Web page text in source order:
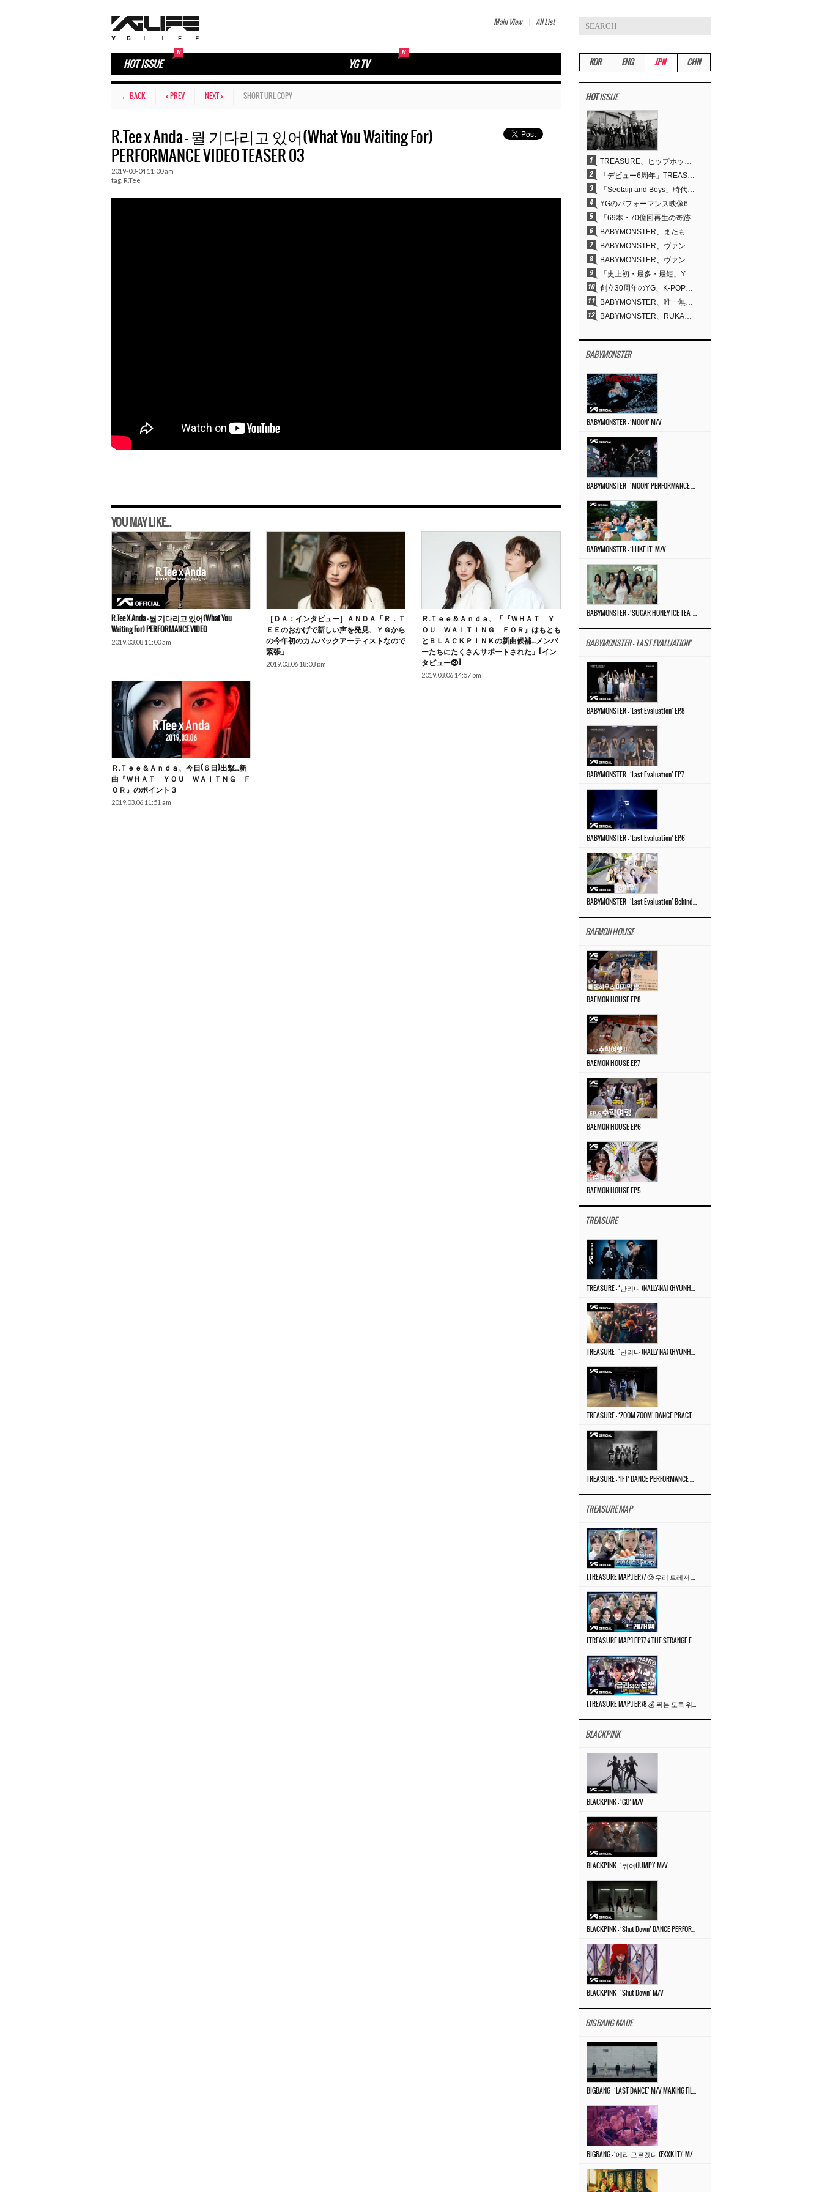
Main View All List
HOT ISSUE YG TV
← BACK < PREV NEXT > SHORT URL COPY
R.Tee x Anda – 뭘 기다리고 있어(What You Waiting For)
PERFORMANCE VIDEO TEASER 03
2019-03-04 11:00 am
tag. R.Tee
YOU MAY LIKE...
R.Tee X Anda – 뭘 기다리고 있어(What You
Waiting For) PERFORMANCE VIDEO
2019.03.08 11:00 am
［ＤＡ：インタビュー］ＡＮＤＡ「Ｒ．Ｔ
ＥＥのおかげで新しい声を発見、ＹＧから
の今年初のカムバックアーティストなので
緊張」
2019.03.06 18:03 pm
Ｒ.Ｔｅｅ＆Ａｎｄａ、「『ＷＨＡＴ Ｙ
ＯＵ ＷＡＩＴＩＮＧ ＦＯＲ』はもとも
とＢＬＡＣＫＰＩＮＫの新曲候補…メンバ
ーたちにたくさんサポートされた」[イン
タビュー⓷]
2019.03.06 14:57 pm
Ｒ.Ｔｅｅ＆Ａｎｄａ、今日(６日)出撃…新
曲『ＷＨＡＴ ＹＯＵ ＷＡＩＴＮＧ Ｆ
ＯＲ』のポイント３
2019.03.06 11:51 am
KOR ENG JPN CHN
HOTISSUE
TREASURE、ヒップホップ路線への転換が的中…デビュー6周年でさらなる飛躍
「デビュー6周年」TREASURE、圧倒的な実力で証明した「YGの宝」の真価
「Seotaiji and Boys」時代から培ったダンスDNA…YANG HYUN SUK、YGのパフォーマンスビデオ70億回再生の原点
YGのパフォーマンス映像69本が累計70億回再生…YANG HYUN SUKの制作哲学が実を結ぶ
「69本・70億回再生の奇跡」YANG HYUN SUK、YGのパフォーマンスビデオを100％自ら手掛けた理由
BABYMONSTER、またも快挙…YouTubeワールドワイドトレンドで1位に
BABYMONSTER、ヴァンパイアに大胆変身…YouTubeトレンド1位を獲得
BABYMONSTER、ヴァンパイアに変身…「MOON」で3か月にわたるプロジェクトを締めくくる
「史上初・最多・最短」YG、30年の揺るぎない信念が切り開いたK-POPツアーの新境地
創立30周年のYG、K-POP公演界に何を残したのか
BABYMONSTER、唯一無二のビジュアルと圧倒的な表現力…『MOON』
BABYMONSTER、RUKA＆CHIQUITAの「MOON」ビジュアルを公開…洗練されたカリスマ性・ユニークなビジュアル
BABYMONSTER
BABYMONSTER – ‘MOON’ M/V
BABYMONSTER – ‘I LIKE IT’ M/V
BABYMONSTER - 'LAST EVALUATION'
BABYMONSTER – ‘Last Evaluation’ EP.8
BABYMONSTER – ‘Last Evaluation’ EP.7
BABYMONSTER – ‘Last Evaluation’ EP.6
BAEMON HOUSE
BAEMON HOUSE EP.8
BAEMON HOUSE EP.7
BAEMON HOUSE EP.6
BAEMON HOUSE EP.5
TREASURE
TREASURE MAP
BLACKPINK
BLACKPINK – ‘GO’ M/V
BLACKPINK – ‘뛰어(JUMP)’ M/V
BLACKPINK – ‘Shut Down’ M/V
BIGBANG MADE